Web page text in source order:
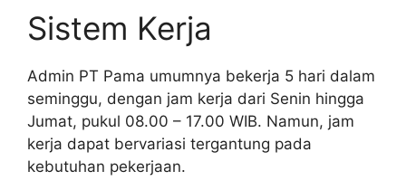
Sistem Kerja
Admin PT Pama umumnya bekerja 5 hari dalam
seminggu, dengan jam kerja dari Senin hingga
Jumat, pukul 08.00 – 17.00 WIB. Namun, jam
kerja dapat bervariasi tergantung pada
kebutuhan pekerjaan.